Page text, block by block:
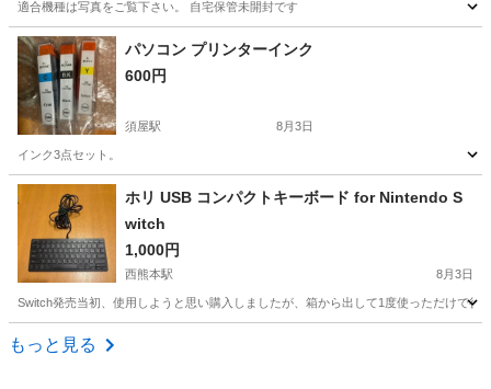
適合機種は写真をご覧下さい。 自宅保管未開封です
熊本 熊本市 須屋駅 プリンター インク
パソコン プリンターインク
600円
須屋駅 8月3日
インク3点セット。
熊本 熊本市 須屋駅 プリンター インク
ホリ USB コンパクトキーボード for Nintendo S
witch
1,000円
西熊本駅 8月3日
Switch発売当初、使用しようと思い購入しましたが、箱から出して1度使っただけで
熊本 熊本市
もっと見る